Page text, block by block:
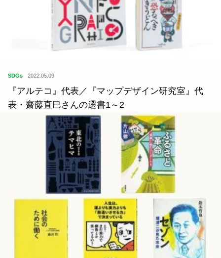
SDGs 2022.05.09
『アルテコ』代表／『マップデザイン研究室』代
表・齋藤直巳さんの選書1～2